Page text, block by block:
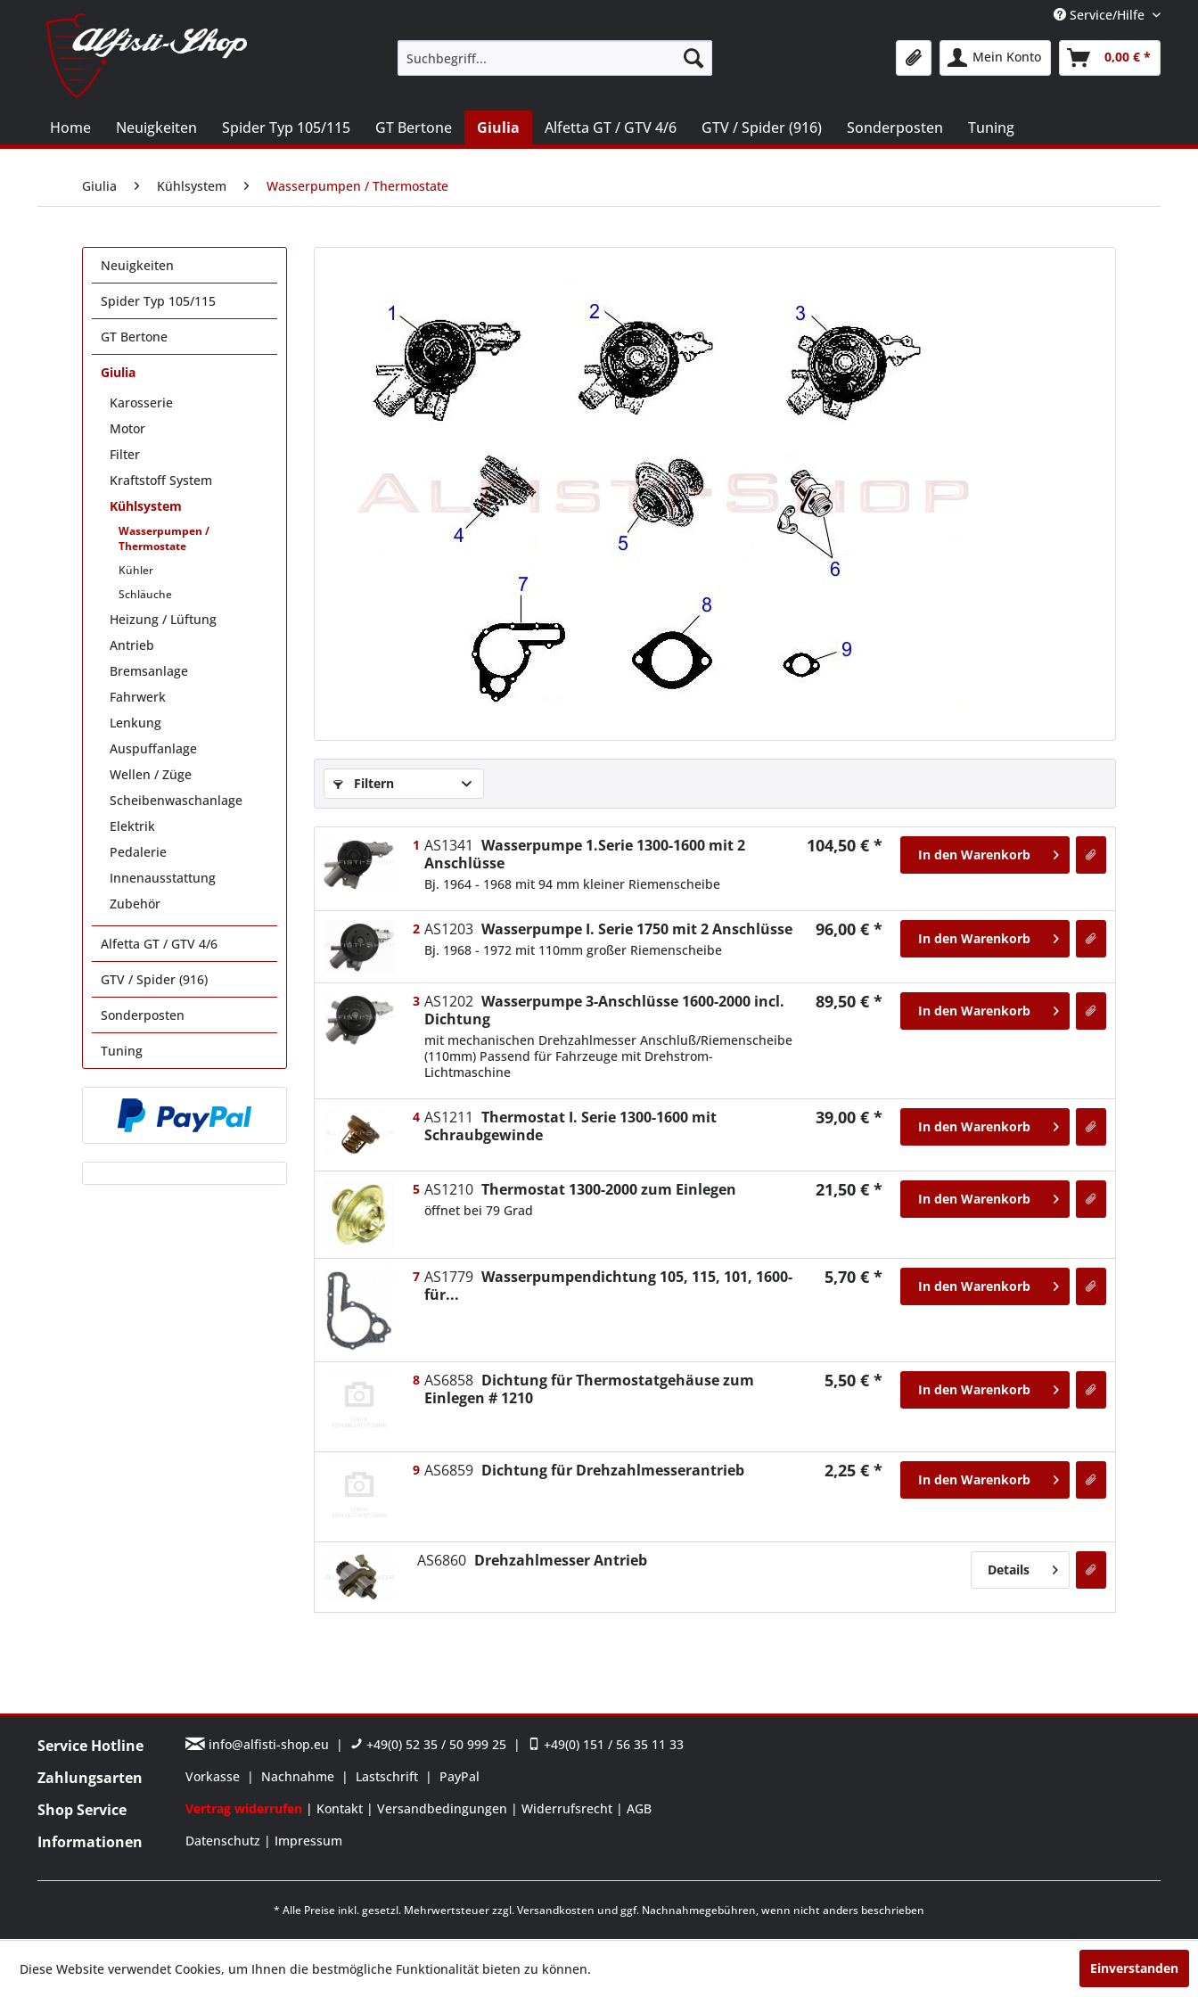
Service/Hilfe
Mein Konto 0,00 € *
Home Neuigkeiten Spider Typ 105/115 GT Bertone Giulia Alfetta GT / GTV 4/6 GTV / Spider (916) Sonderposten Tuning
Giulia Kühlsystem Wasserpumpen / Thermostate
Neuigkeiten
Spider Typ 105/115
GT Bertone
Giulia
Karosserie
Motor
Filter
Kraftstoff System
Kühlsystem
Wasserpumpen /
Thermostate
Kühler
Schläuche
Heizung / Lüftung
Antrieb
Bremsanlage
Fahrwerk
Lenkung
Auspuffanlage
Wellen / Züge
Scheibenwaschanlage
Elektrik
Pedalerie
Innenausstattung
Zubehör
Alfetta GT / GTV 4/6
GTV / Spider (916)
Sonderposten
Tuning
Filtern
1 AS1341 Wasserpumpe 1.Serie 1300-1600 mit 2
Anschlüsse
Bj. 1964 - 1968 mit 94 mm kleiner Riemenscheibe
104,50 € * In den Warenkorb
2 AS1203 Wasserpumpe I. Serie 1750 mit 2 Anschlüsse
Bj. 1968 - 1972 mit 110mm großer Riemenscheibe
96,00 € * In den Warenkorb
3 AS1202 Wasserpumpe 3-Anschlüsse 1600-2000 incl.
Dichtung
mit mechanischen Drehzahlmesser Anschluß/Riemenscheibe
(110mm) Passend für Fahrzeuge mit Drehstrom-
Lichtmaschine
89,50 € * In den Warenkorb
4 AS1211 Thermostat I. Serie 1300-1600 mit
Schraubgewinde
39,00 € * In den Warenkorb
5 AS1210 Thermostat 1300-2000 zum Einlegen
öffnet bei 79 Grad
21,50 € * In den Warenkorb
7 AS1779 Wasserpumpendichtung 105, 115, 101, 1600-
für...
5,70 € * In den Warenkorb
8 AS6858 Dichtung für Thermostatgehäuse zum
Einlegen # 1210
5,50 € * In den Warenkorb
9 AS6859 Dichtung für Drehzahlmesserantrieb 2,25 € * In den Warenkorb
AS6860 Drehzahlmesser Antrieb Details
Service Hotline info@alfisti-shop.eu | +49(0) 52 35 / 50 999 25 | +49(0) 151 / 56 35 11 33
Zahlungsarten Vorkasse | Nachnahme | Lastschrift | PayPal
Shop Service Vertrag widerrufen Kontakt Versandbedingungen Widerrufsrecht AGB
Informationen Datenschutz Impressum
* Alle Preise inkl. gesetzl. Mehrwertsteuer zzgl.Versandkosten und ggf. Nachnahmegebühren, wenn nicht anders beschrieben
Diese Website verwendet Cookies, um Ihnen die bestmögliche Funktionalität bieten zu können. Einverstanden